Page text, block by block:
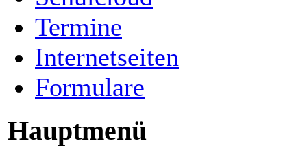
Termine
Internetseiten
Formulare
Hauptmenü